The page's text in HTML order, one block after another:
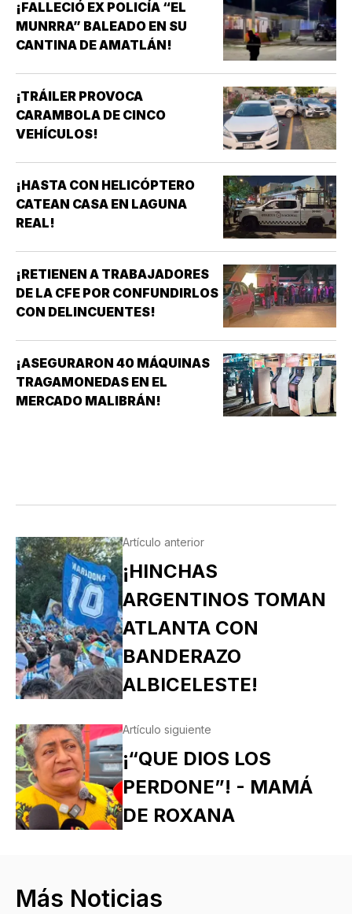
¡FALLECIÓ EX POLICÍA “EL
MUNRRA” BALEADO EN SU
CANTINA DE AMATLÁN!
¡TRÁILER PROVOCA
CARAMBOLA DE CINCO
VEHÍCULOS!
¡HASTA CON HELICÓPTERO
CATEAN CASA EN LAGUNA
REAL!
¡RETIENEN A TRABAJADORES
DE LA CFE POR CONFUNDIRLOS
CON DELINCUENTES!
¡ASEGURARON 40 MÁQUINAS
TRAGAMONEDAS EN EL
MERCADO MALIBRÁN!
Artículo anterior
¡HINCHAS
ARGENTINOS TOMAN
ATLANTA CON
BANDERAZO
ALBICELESTE!
Artículo siguiente
¡“QUE DIOS LOS
PERDONE”! - MAMÁ
DE ROXANA
Más Noticias